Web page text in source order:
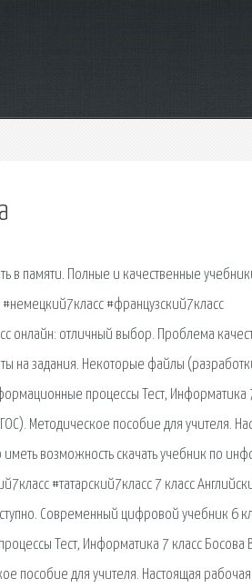
в памяти. Полные и качественные
#немецкий7класс #французский7класс
онлайн: отличный выбор. Проблема
на задания. Некоторые файлы
процессы Тест, Информатика
Методическое пособие для учителя.
возможность скачать учебник по
#татарский7класс 7 класс
Современный цифровой учебник 6
Тест, Информатика 7 класс Босова
пособие для учителя. Настоящая